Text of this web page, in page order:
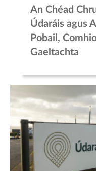
An Chéad
Údaráis agus
Pobail,
Gaeltachta